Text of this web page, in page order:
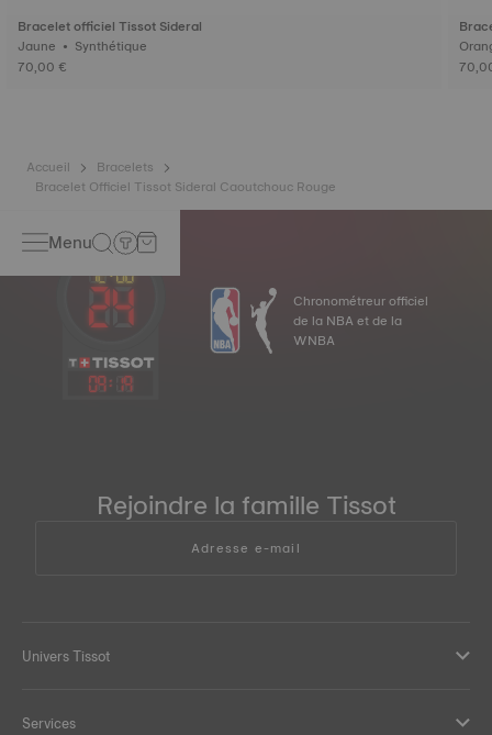
Bracelet officiel Tissot Sideral
Jaune • Synthétique
70,00 €
Accueil
Bracelets
Bracelet Officiel Tissot Sideral Caoutchouc Rouge
Menu
09: 19
Chronométreur officiel
de la NBA et de la
WNBA
Rejoindre la famille Tissot
Adresse e-mail
Univers Tissot
Services